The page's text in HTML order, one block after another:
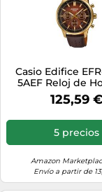
Casio Edifice
5AEF Reloj de
125,59 €
5 precios
Amazon
Envío a partir de